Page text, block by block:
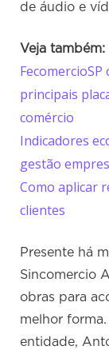
de áudio e
Veja também:
principais
comércio
Indicadores
gestão
Como aplicar
clientes
Presente há
Sincomercio
obras para
melhor
entidade,